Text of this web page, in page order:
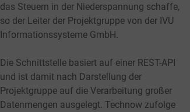
das Steuern in der Niederspannung schaffe,
so der Leiter der Projektgruppe von der IVU
Informationssysteme GmbH.
Die Schnittstelle basiert auf einer REST-API
und ist damit nach Darstellung der
Projektgruppe auf die Verarbeitung großer
Datenmengen ausgelegt. Technow zufolge